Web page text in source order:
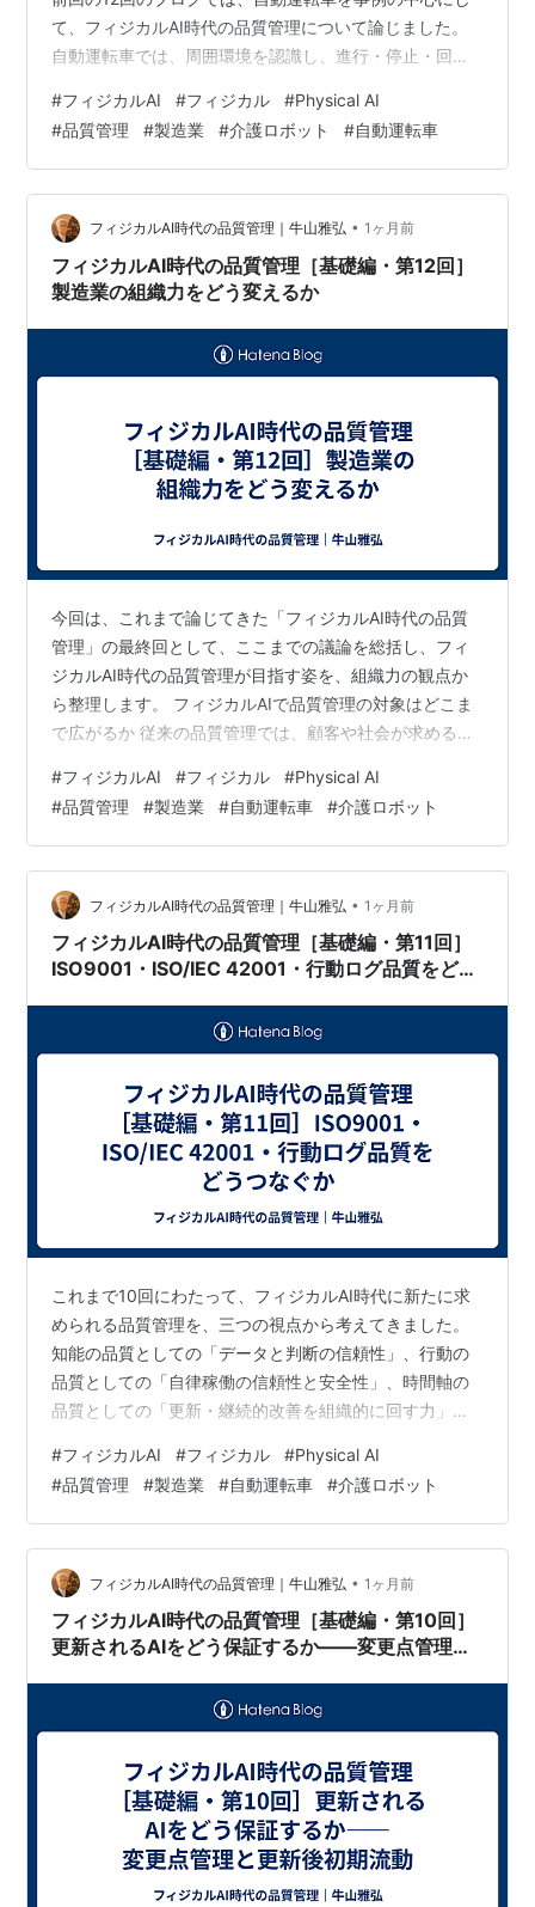
て、フィジカルAI時代の品質管理について論じました。
自動運転車では、周囲環境を認識し、進行・停止・回避
管理上の重要な課題でした。 今回のブログでは、全10回
を予定し、「人に直接関わるフィジカルAI」の代表例と
して、介護ロボットを主な事例に取り上げます。フィジ
カルAIの現場で品質を問い、品質を作り込むための手掛
かりを示す実践編としたいと考えています。 介護ロボッ
トの品質は、ロボット単体…
#フィジカルAI #フィジカル #Physical AI
#品質管理 #製造業 #介護ロボット #自動運転車
フィジカルAI時代の品質管理｜牛山雅弘 • 1ヶ月前
フィジカルAI時代の品質管理［基礎編・第12回］
製造業の組織力をどう変えるか
今回は、これまで論じてきた「フィジカルAI時代の品質
管理」の最終回として、ここまでの議論を総括し、フィ
ジカルAI時代の品質管理が目指す姿を、組織力の観点か
ら整理します。 フィジカルAIで品質管理の対象はどこま
で広がるか 従来の品質管理では、顧客や社会が求める仕
ネジメントを推進してきました。 製品が要求仕様を満た
しているかを確認し、最終検査や出荷前検査によって製
品の品質を確認する。これは、最終的な結果を確認する
結果保証の考え方です。 さらに、出荷直前に品質不良が
見つかることを避けるために、製造途中の設備条件、材
料条件、環境条件、測定条件などを管理…
#フィジカルAI #フィジカル #Physical AI
#品質管理 #製造業 #自動運転車 #介護ロボット
フィジカルAI時代の品質管理｜牛山雅弘 • 1ヶ月前
フィジカルAI時代の品質管理［基礎編・第11回］
ISO9001・ISO/IEC 42001・行動ログ品質をどう
これまで10回にわたって、フィジカルAI時代に新たに求
められる品質管理を、三つの視点から考えてきました。
知能の品質としての「データと判断の信頼性」、行動の
品質としての「自律稼働の信頼性と安全性」、時間軸の
品質としての「更新・継続的改善を組織的に回す力」で
るための品質マネジメントの枠組みであり、ISO/IEC
42001はAI固有のリスクを責任を持って管理するための
AIマネジメントの枠組みとして重要です。 しかし、これ
らの規格だけで、個々のフィジカルAIが特定の環境で実
際にどのように判断し、行動したかを追跡・検証する情
報まで十分に与え…
#フィジカルAI #フィジカル #Physical AI
#品質管理 #製造業 #自動運転車 #介護ロボット
フィジカルAI時代の品質管理｜牛山雅弘 • 1ヶ月前
フィジカルAI時代の品質管理［基礎編・第10回］
更新されるAIをどう保証するか――変更点管理と